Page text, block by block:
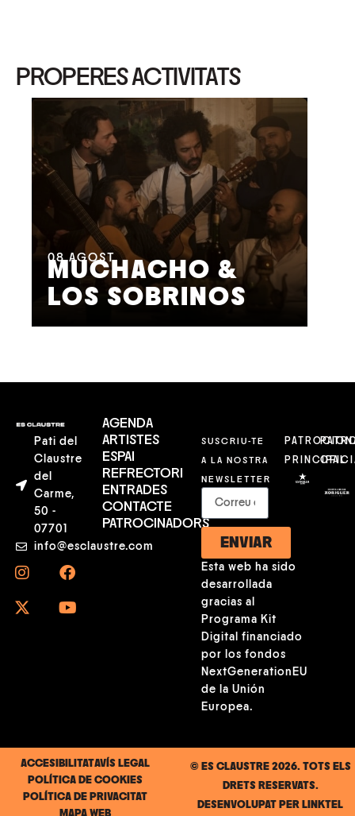
PROPERES ACTIVITATS
08 AGOST
MUCHACHO &
LOS SOBRINOS
Pati del
Claustre
del
Carme,
50 -
07701
info@esclaustre.com
AGENDA
ARTISTES
ESPAI
REFRECTORI
ENTRADES
CONTACTE
PATROCINADORS
SUSCRIU-TE
A LA NOSTRA
NEWSLETTER
ENVIAR
Esta web ha sido
desarrollada
gracias al
Programa Kit
Digital financiado
por los fondos
NextGenerationEU
de la Unión
Europea.
PRINCIPAL
© ES CLAUSTRE 2026. TOTS ELS
DRETS RESERVATS.
DESENVOLUPAT PER LINKTEL
ACCESIBILITATAVÍS LEGAL
POLÍTICA DE COOKIES
POLÍTICA DE PRIVACITAT
MAPA WEB